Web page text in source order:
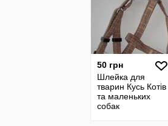
50 грн
Шлейка для
тварин Кусь Котів
та маленьких
собак